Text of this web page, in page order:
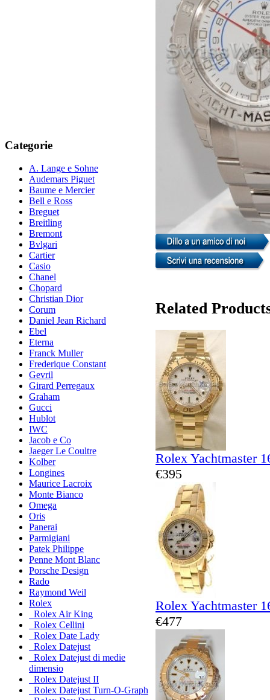
Categorie
A. Lange e Sohne
Audemars Piguet
Baume e Mercier
Bell e Ross
Breguet
Breitling
Bremont
Bvlgari
Cartier
Casio
Chanel
Chopard
Christian Dior
Corum
Daniel Jean Richard
Ebel
Eterna
Franck Muller
Frederique Constant
Gevril
Girard Perregaux
Graham
Gucci
Hublot
IWC
Jacob e Co
Jaeger Le Coultre
Kolber
Longines
Maurice Lacroix
Monte Bianco
Omega
Oris
Panerai
Parmigiani
Patek Philippe
Penne Mont Blanc
Porsche Design
Rado
Raymond Weil
Rolex
Rolex Air King
Rolex Cellini
Rolex Date Lady
Rolex Datejust
Rolex Datejust di medie
dimensio
Rolex Datejust II
Rolex Datejust Turn-O-Graph
Related
Rolex Yachtmaster
€395
Rolex Yachtmaster
€477